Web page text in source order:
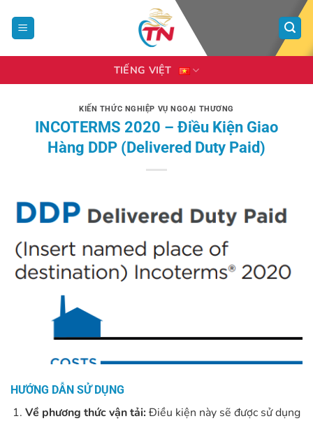
nội
dung
TIẾNG VIỆT
KIẾN THỨC NGHIỆP VỤ NGOẠI THƯƠNG
INCOTERMS 2020 – Điều Kiện Giao
Hàng DDP (Delivered Duty Paid)
HƯỚNG DẪN SỬ DỤNG
Về phương thức vận tải:Điều kiện này sẽ được sử dụng